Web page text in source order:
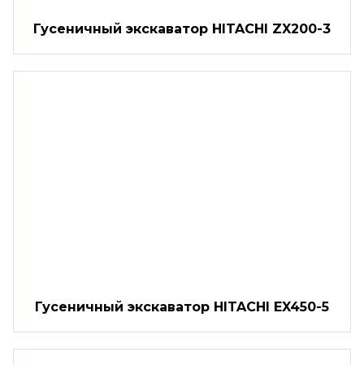
Гусеничный экскаватор HITACHI ZX200-3
Гусеничный экскаватор HITACHI EX450-5